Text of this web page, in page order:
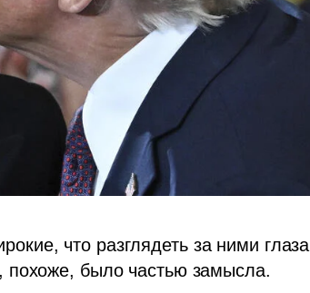
что разглядеть за ними глаза
похоже, было частью замысла.